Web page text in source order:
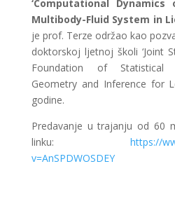
‘Computational Dynamics
Multibody-Fluid System in
je prof. Terze održao kao
doktorskoj ljetnoj školi ‘Joint
Foundation of Statistical
Geometry and Inference for
godine.
Predavanje u trajanju od 60
linku:https://
v=AnSPDWOSDEY